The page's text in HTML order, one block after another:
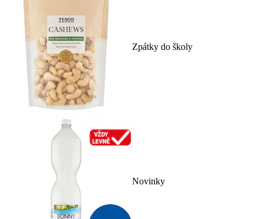
Zpátky do školy
Novinky